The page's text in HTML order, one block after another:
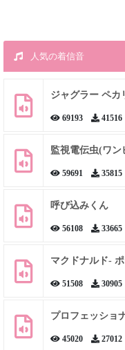
人気の着信音
ジャグラー ペカ
69193 41516
監視電伝虫(ワン
59691 35815
呼び込みくん
56108 33665
マクドナルド-
51508 30905
プロフェッショ
45020 27012